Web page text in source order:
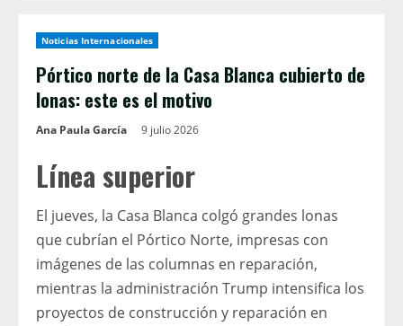
Noticias Internacionales
Pórtico norte de la Casa Blanca cubierto de
lonas: este es el motivo
Ana Paula García 9 julio 2026
Línea superior
El jueves, la Casa Blanca colgó grandes lonas
que cubrían el Pórtico Norte, impresas con
imágenes de las columnas en reparación,
mientras la administración Trump intensifica los
proyectos de construcción y reparación en